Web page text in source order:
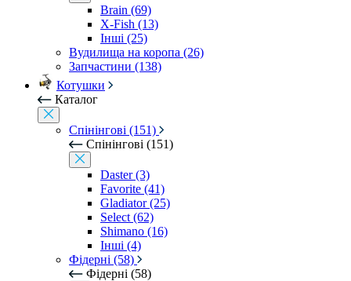
Brain (69)
X-Fish (13)
Інші (25)
Вудилища на коропа (26)
Запчастини (138)
Котушки
Каталог
Спінінгові (151)
Спінінгові (151)
Daster (3)
Favorite (41)
Gladiator (25)
Select (62)
Shimano (16)
Інші (4)
Фідерні (58)
Фідерні (58)